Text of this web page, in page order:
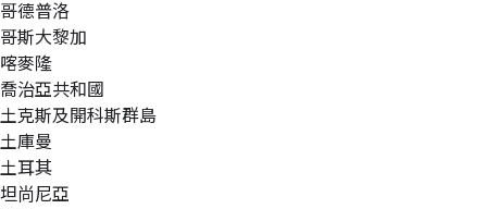
哥德普洛
哥斯大黎加
喀麥隆
喬治亞共和國
土克斯及開科斯群島
土庫曼
土耳其
坦尚尼亞